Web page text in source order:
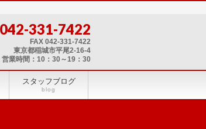
331-7422
FAX 042-331-7422
東京都稲城市平尾2-16-4
営業時間：10：30～19：30
スタッフブログ
blog